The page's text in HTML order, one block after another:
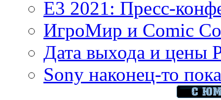
E3 2021: Пресс-
ИгроМир и Comic
Дата выхода и цены
Sony наконец-то